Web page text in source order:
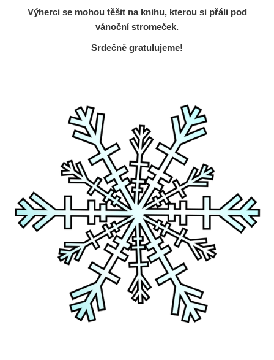
Výherci se mohou těšit na knihu, kterou si přáli pod
vánoční stromeček.
Srdečně gratulujeme!